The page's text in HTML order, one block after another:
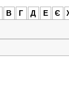
В Г Д Е Є